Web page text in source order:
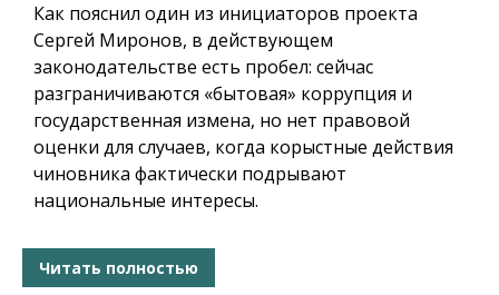
Как пояснил один из инициаторов проекта
Сергей Миронов, в действующем
законодательстве есть пробел: сейчас
разграничиваются «бытовая» коррупция и
государственная измена, но нет правовой
оценки для случаев, когда корыстные действия
чиновника фактически подрывают
национальные интересы.
Читать полностью